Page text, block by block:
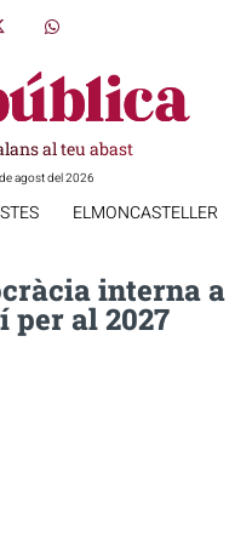
al teu abast
agost del 2026
ELMONCASTELLER
interna a
al 2027